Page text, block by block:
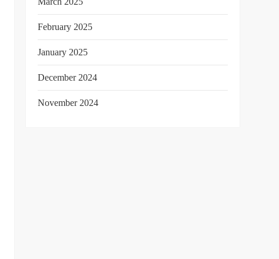
February 2025
January 2025
December 2024
November 2024